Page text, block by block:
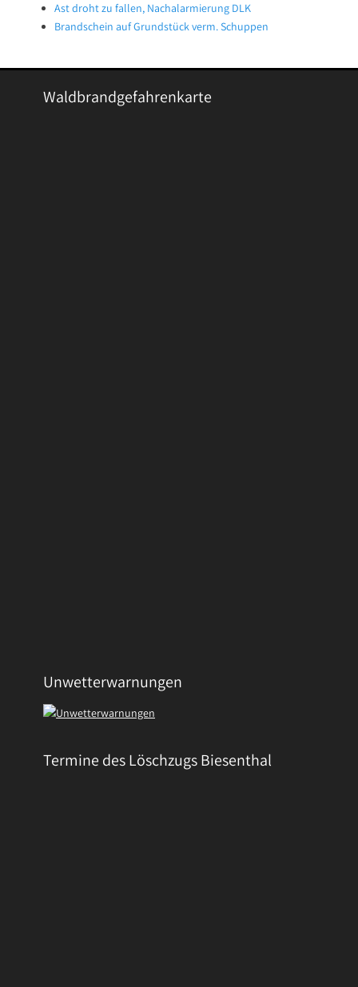
Ast droht zu fallen, Nachalarmierung DLK
Brandschein auf Grundstück verm. Schuppen
Waldbrandgefahrenkarte
Unwetterwarnungen
Termine des Löschzugs Biesenthal